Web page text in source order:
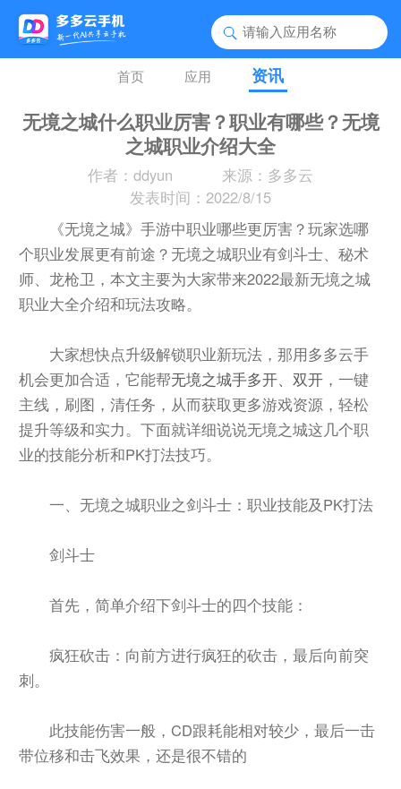
首页 应用 资讯
无境之城什么职业厉害？职业有哪些？无境
之城职业介绍大全
作者：ddyun
来源：多多云
发表时间：2022/8/15
《无境之城》手游中职业哪些更厉害？玩家选哪
个职业发展更有前途？无境之城职业有剑斗士、秘术
师、龙枪卫，本文主要为大家带来2022最新无境之城
职业大全介绍和玩法攻略。
大家想快点升级解锁职业新玩法，那用多多云手
机会更加合适，它能帮无境之城手多开、双开 ，一键
主线，刷图，清任务，从而获取更多游戏资源，轻松
提升等级和实力。下面就详细说说无境之城这几个职
业的技能分析和PK打法技巧。
一、无境之城职业之剑斗士：职业技能及PK打法
剑斗士
首先，简单介绍下剑斗士的四个技能：
疯狂砍击：向前方进行疯狂的砍击，最后向前突
刺。
此技能伤害一般，CD跟耗能相对较少，最后一击
带位移和击飞效果，还是很不错的